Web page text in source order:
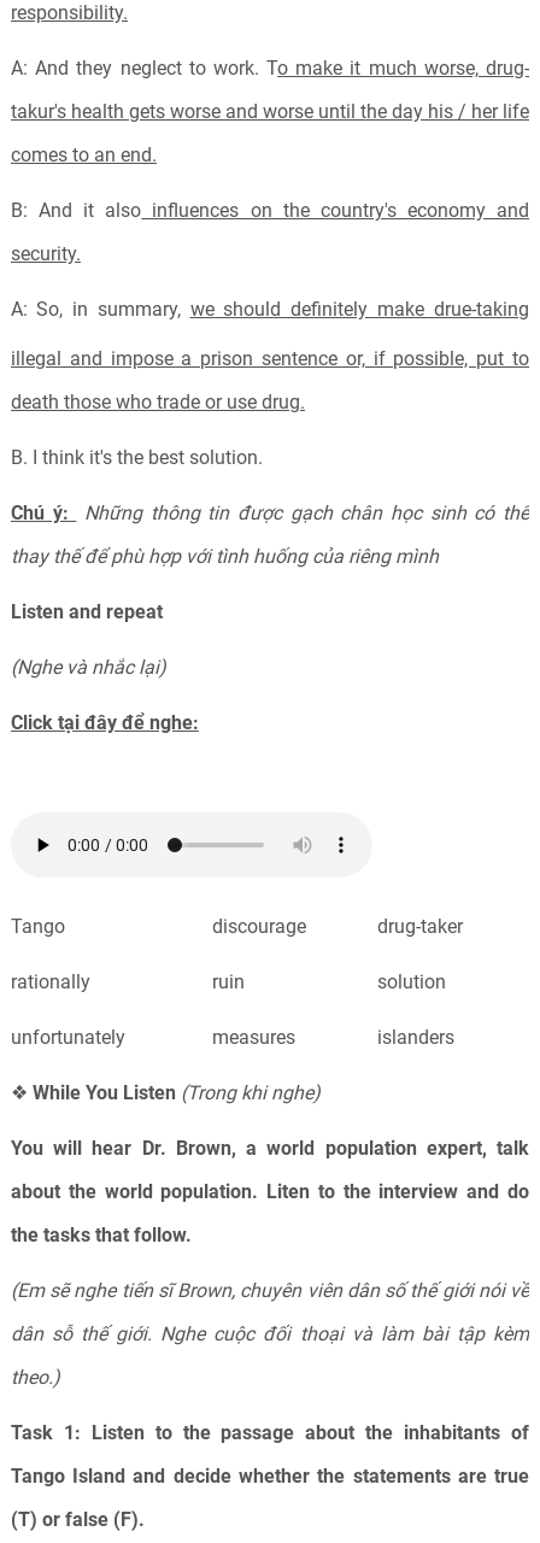
responsibility.
A: And they neglect to work. To make it much worse, drug-
takur's health gets worse and worse until the day his / her life
comes to an end.
B: And it also influences on the country's economy and
security.
A: So, in summary, we should definitely make drue-taking
illegal and impose a prison sentence or, if possible, put to
death those who trade or use drug.
B. I think it's the best solution.
Chú ý:
Những thông tin được gạch chân học sinh có thể
thay thế để phù hợp với tình huống của riêng mình
Listen and repeat
(Nghe và nhắc lại)
Click tại đây để nghe:
Tango
rationally
unfortunately
discourage
ruin
measures
drug-taker
solution
islanders
❖ While You Listen (Trong khi nghe)
You will hear Dr. Brown, a world population expert, talk
about the world population. Liten to the interview and do
the tasks that follow.
(Em sẽ nghe tiến sĩ Brown, chuyên viên dân số thế giới nói về
dân sỗ thế giới. Nghe cuộc đối thoại và làm bài tập kèm
theo.)
Task 1:
Listen to the passage about the inhabitants of
Tango Island and decide whether the statements are true
(T) or false (F).